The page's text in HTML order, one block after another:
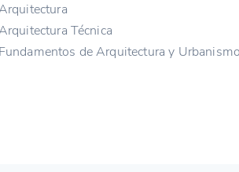
Técnica
de Arquitectura y